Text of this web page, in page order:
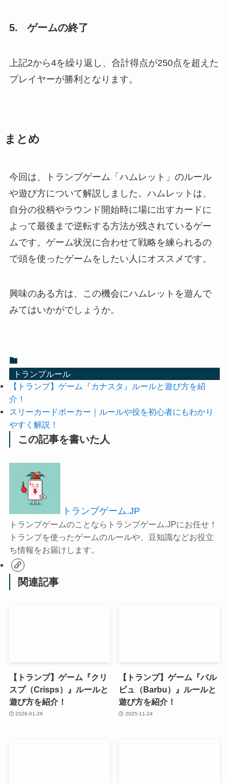
5. ゲームの終了
上記2から4を繰り返し、合計得点が250点を超えた
プレイヤーが勝利となります。
まとめ
今回は、トランプゲーム「ハムレット」のルール
や遊び方について解説しました。ハムレットは、
自分の役柄やラウンド開始時に場に出すカードに
よって最後まで逆転する方法が残されているゲー
ムです。ゲーム状況に合わせて戦略を練られるの
で頭を使ったゲームをしたい人にオススメです。
興味のある方は、この機会にハムレットを遊んで
みてはいかがでしょうか。
トランプルール
【トランプ】ゲーム『カナスタ』ルールと遊び方を紹
介！
スリーカードポーカー｜ルールや役を初心者にもわかり
やすく解説！
この記事を書いた人
トランプゲーム.JP
トランプゲームのことならトランプゲーム.JPにお任せ！
トランプを使ったゲームのルールや、豆知識などお役立
ち情報をお届けします。
関連記事
【トランプ】ゲーム『クリ
スプ（Crisps）』ルールと
遊び方を紹介！
2026-01-26
【トランプ】ゲーム『バル
ビュ（Barbu）』ルールと
遊び方を紹介！
2025-11-24